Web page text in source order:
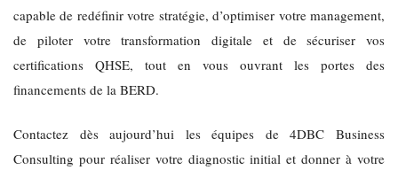
capable de redéfinir votre stratégie, d’optimiser votre management,
de piloter votre transformation digitale et de sécuriser vos
certifications QHSE, tout en vous ouvrant les portes des
financements de la BERD.
Contactez dès aujourd’hui les équipes de 4DBC Business
Consulting pour réaliser votre diagnostic initial et donner à votre